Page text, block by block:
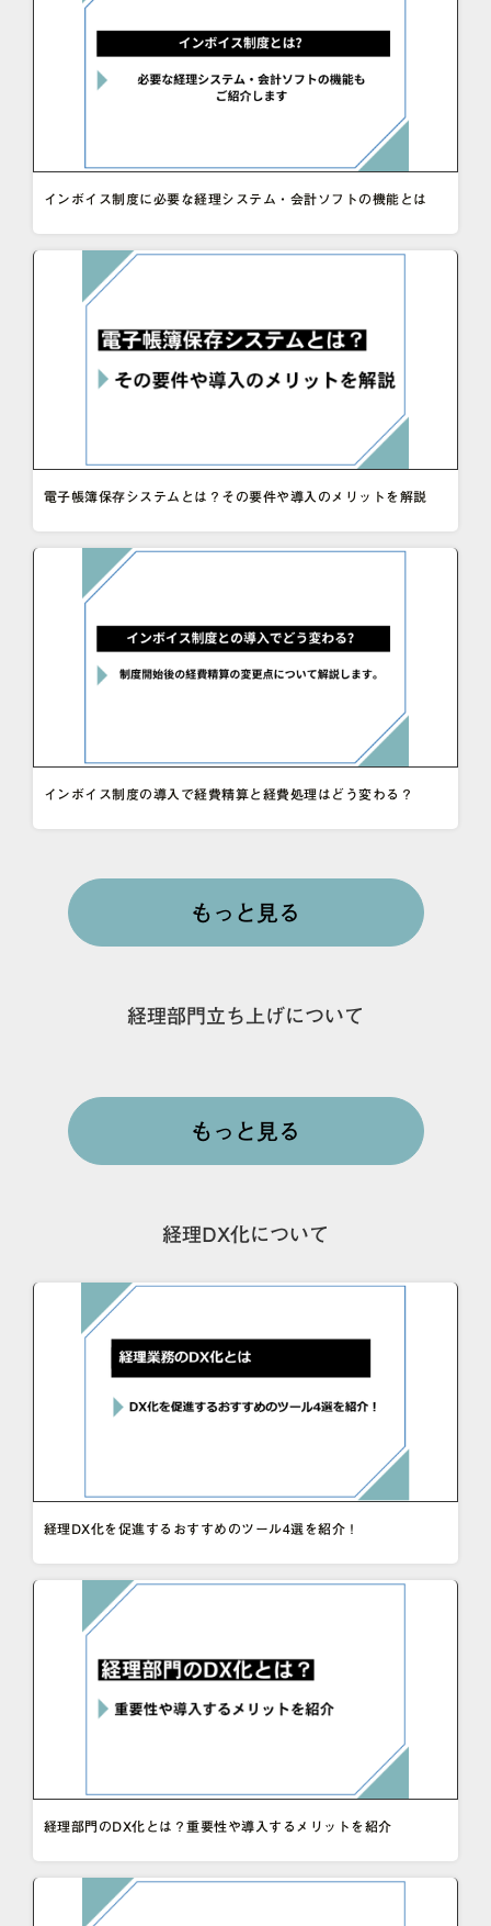
インボイス制度に必要な経理システム・会計ソフトの機能とは
電子帳簿保存システムとは？その要件や導入のメリットを解説
インボイス制度の導入で経費精算と経費処理はどう変わる？
もっと見る
経理部門立ち上げについて
もっと見る
経理DX化について
経理DX化を促進するおすすめのツール4選を紹介！
経理部門のDX化とは？重要性や導入するメリットを紹介